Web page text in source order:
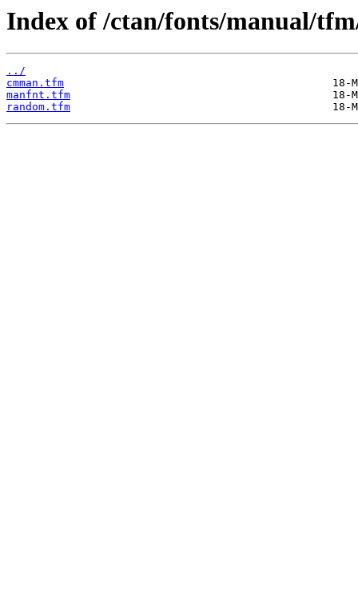
Index of /ctan/fonts/manual/
../
cmman.tfm
manfnt.tfm
random.tfm